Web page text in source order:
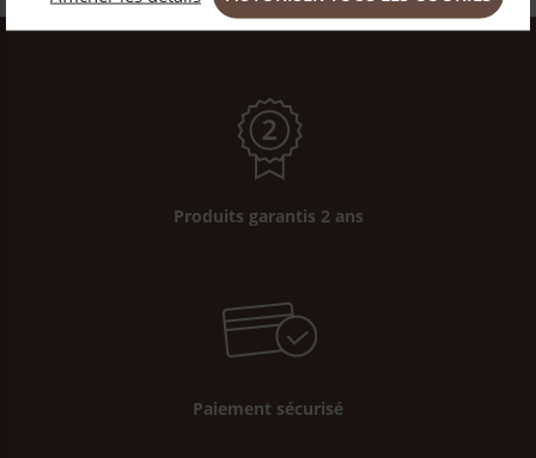
Produits garantis 2 ans
Paiement sécurisé